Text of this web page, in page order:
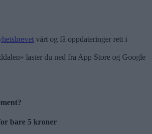
vårt og få oppdateringer rett i
laster du ned fra App Store og Google
bare 5 kroner